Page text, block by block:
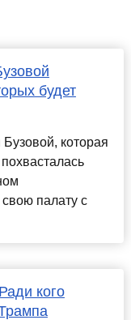
будет
которая
палату с
кого